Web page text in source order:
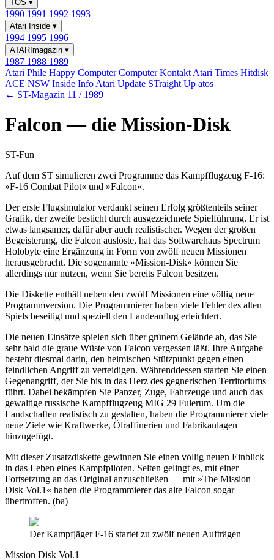
TOS ▾
1990 1991 1992 1993
Atari Inside ▾
1994 1995 1996
ATARImagazin ▾
1987 1988 1989
Atari Phile Happy ComputerComputer Kontakt Atari Times Hitdisk
ACE NSW Inside Info Atari Update STraight Up atos
← ST-Magazin 11 / 1989
Falcon — die Mission-Disk
ST-Fun
Auf dem ST simulieren zwei Programme das Kampfflugzeug F-16:
»F-16 Combat Pilot« und »Falcon«.
Der erste Flugsimulator verdankt seinen Erfolg größtenteils seiner
Grafik, der zweite besticht durch ausgezeichnete Spielführung. Er ist
etwas langsamer, dafür aber auch realistischer. Wegen der großen
Begeisterung, die Falcon auslöste, hat das Softwarehaus Spectrum
Holobyte eine Ergänzung in Form von zwölf neuen Missionen
herausgebracht. Die sogenannte »Mission-Disk« können Sie
allerdings nur nutzen, wenn Sie bereits Falcon besitzen.
Die Diskette enthält neben den zwölf Missionen eine völlig neue
Programmversion. Die Programmierer haben viele Fehler des alten
Spiels beseitigt und speziell den Landeanflug erleichtert.
Die neuen Einsätze spielen sich über grünem Gelände ab, das Sie
sehr bald die graue Wüste von Falcon vergessen läßt. Ihre Aufgabe
besteht diesmal darin, den heimischen Stützpunkt gegen einen
feindlichen Angriff zu verteidigen. Währenddessen starten Sie einen
Gegenangriff, der Sie bis in das Herz des gegnerischen Territoriums
führt. Dabei bekämpfen Sie Panzer, Zuge, Fahrzeuge und auch das
gewaltige russische Kampfflugzeug MIG 29 Fulerum. Um die
Landschaften realistisch zu gestalten, haben die Programmierer viele
neue Ziele wie Kraftwerke, Ölraffinerien und Fabrikanlagen
hinzugefügt.
Mit dieser Zusatzdiskette gewinnen Sie einen völlig neuen Einblick
in das Leben eines Kampfpiloten. Selten gelingt es, mit einer
Fortsetzung an das Original anzuschließen — mit »The Mission
Disk Vol.1« haben die Programmierer das alte Falcon sogar
übertroffen. (ba)
Der Kampfjäger F-16 startet zu zwölf neuen Aufträgen
Mission Disk Vol.1